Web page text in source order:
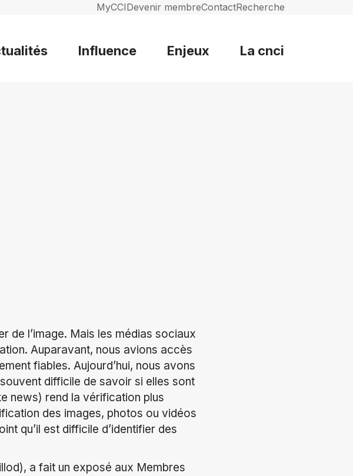
MyCCIDevenir membreContactRecherche
Influence Enjeux La cnci
de l’image. Mais les médias sociaux
Auparavant, nous avions accès
fiables. Aujourd’hui, nous avons
difficile de savoir si elles sont
news) rend la vérification plus
des images, photos ou vidéos
qu’il est difficile d’identifier des
a fait un exposé aux Membres